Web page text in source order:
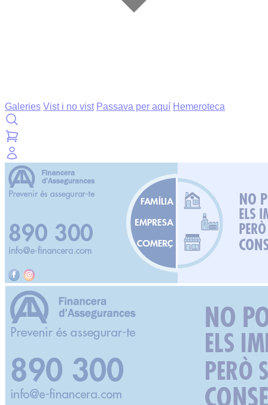
Galeries Vist i no vist Passava per aquí Hemeroteca